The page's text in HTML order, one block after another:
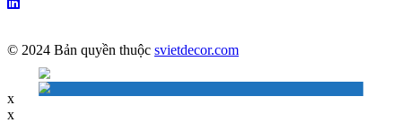
© 2024 Bản quyền thuộc svietdecor.com
x
x